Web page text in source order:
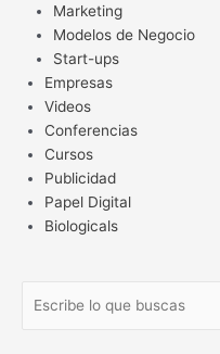
Marketing
Modelos de Negocio
Start-ups
Empresas
Videos
Conferencias
Cursos
Publicidad
Papel Digital
Biologicals